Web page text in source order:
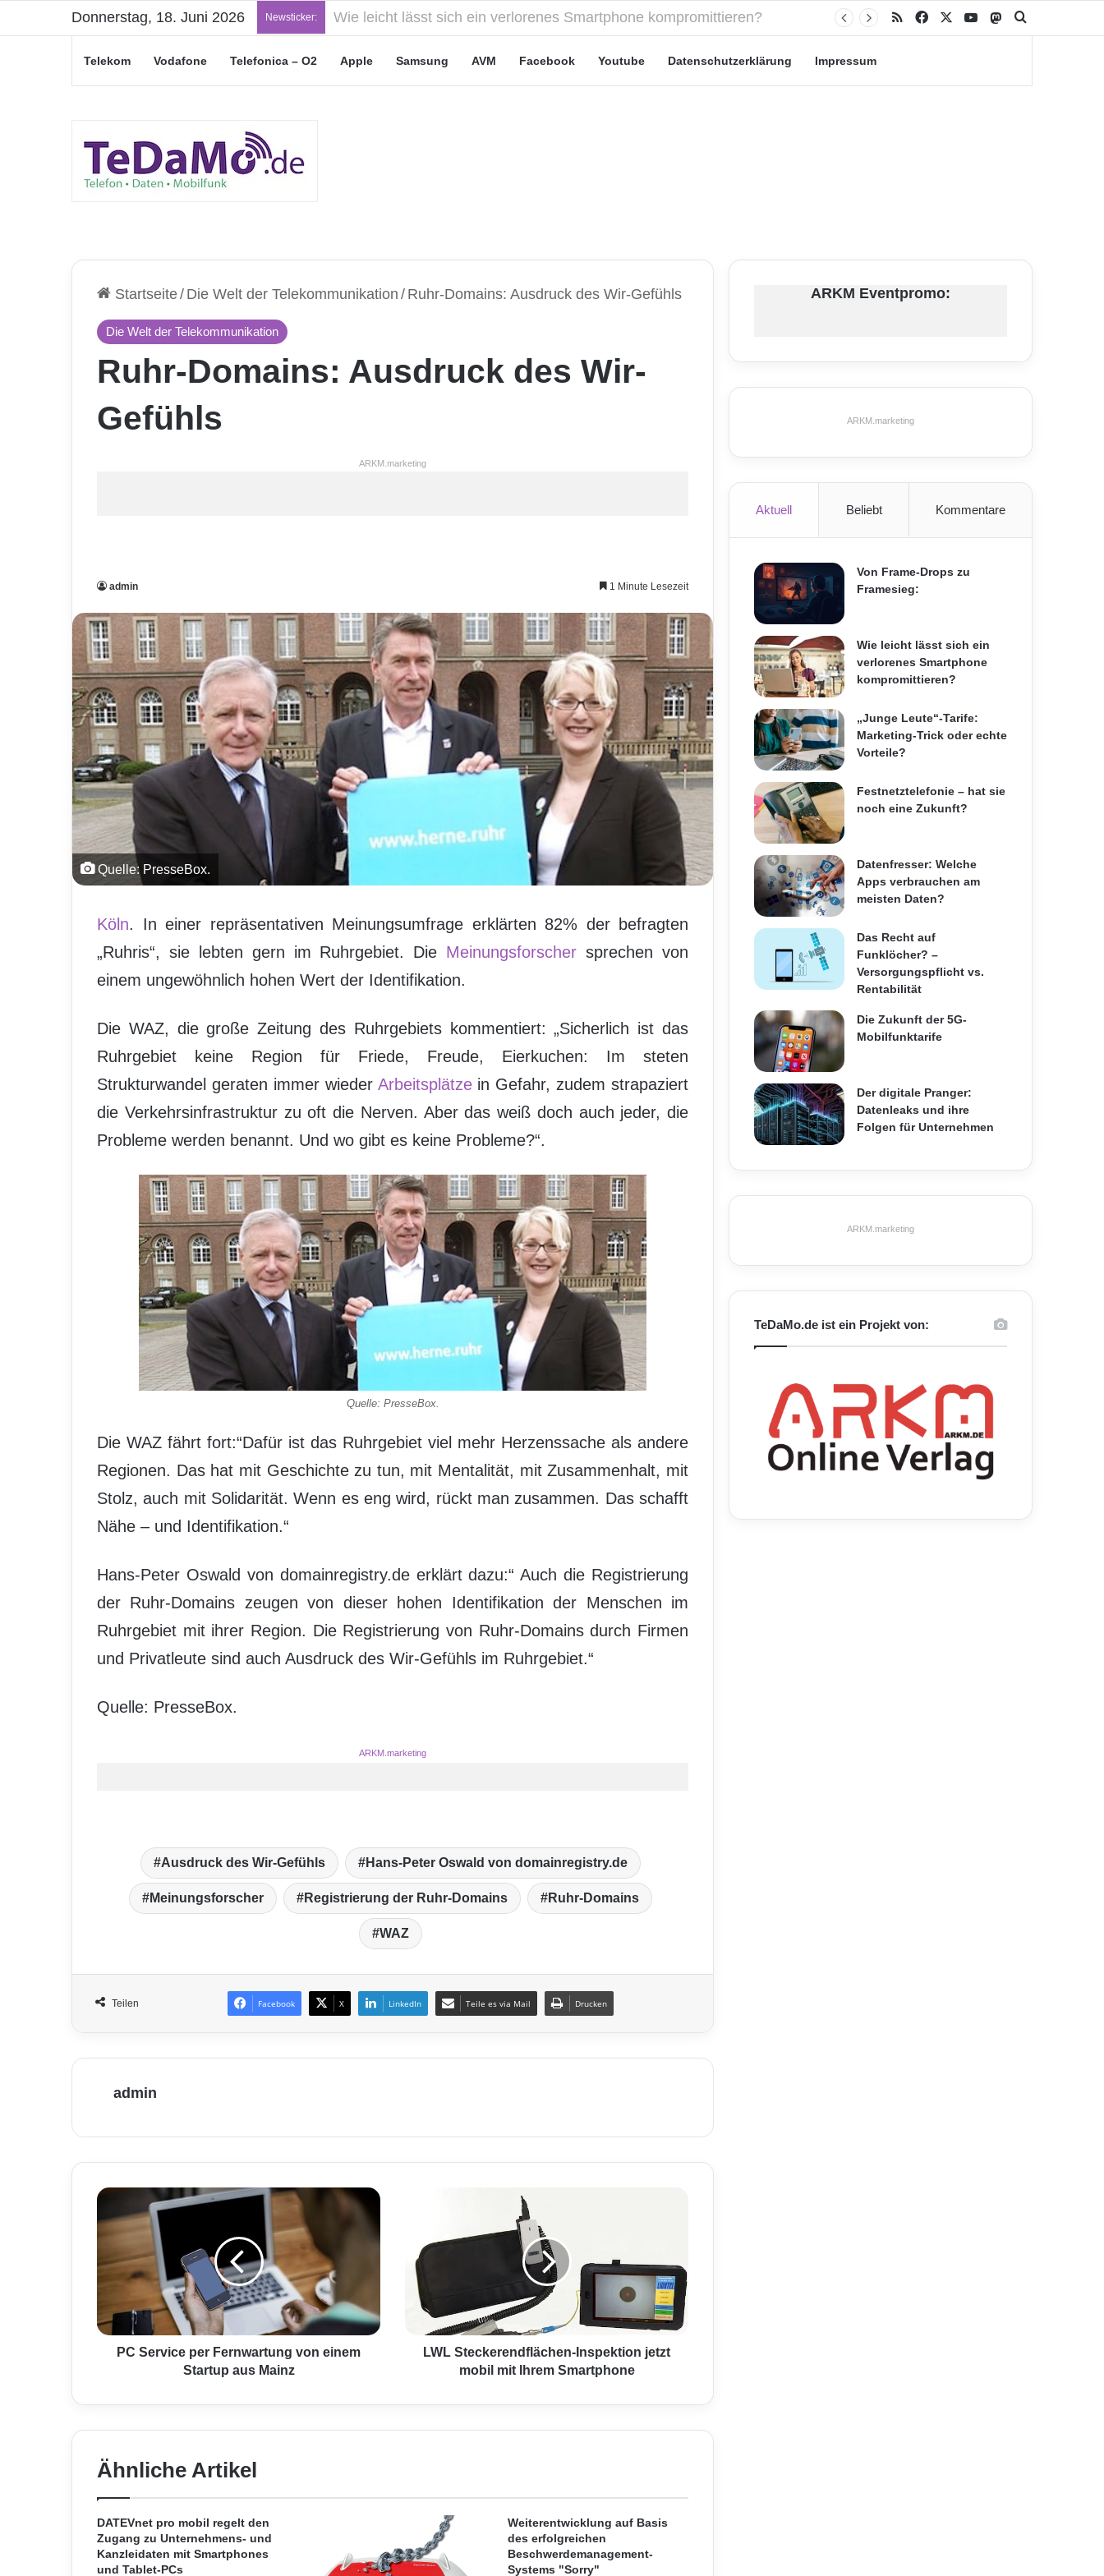
Donnerstag, 18. Juni 2026 Newsticker: „Junge Leute“-Tarife: Marketing-Trick oder echte Vorteile? RSS Facebook YouTubeMastodon
Telekom Vodafone Telefonica – O2 Apple Samsung AVM Facebook Youtube Datenschutzerklärung Impressum
Startseite/ Die Welt der Telekommunikation / Ruhr-Domains: Ausdruck des Wir-Gefühls
Die Welt der Telekommunikation
Ruhr-Domains: Ausdruck des Wir-
Gefühls
ARKM.marketing
admin 1 Minute Lesezeit
Quelle: PresseBox.
Köln. In einer repräsentativen Meinungsumfrage erklärten 82% der befragten
„Ruhris“, sie lebten gern im Ruhrgebiet. Die Meinungsforscher sprechen von
einem ungewöhnlich hohen Wert der Identifikation.
Die WAZ, die große Zeitung des Ruhrgebiets kommentiert: „Sicherlich ist das
Ruhrgebiet keine Region für Friede, Freude, Eierkuchen: Im steten
Strukturwandel geraten immer wieder Arbeitsplätzein Gefahr, zudem strapaziert
die Verkehrsinfrastruktur zu oft die Nerven. Aber das weiß doch auch jeder, die
Probleme werden benannt. Und wo gibt es keine Probleme?“.
Quelle: PresseBox.
Die WAZ fährt fort:“Dafür ist das Ruhrgebiet viel mehr Herzenssache als andere
Regionen. Das hat mit Geschichte zu tun, mit Mentalität, mit Zusammenhalt, mit
Stolz, auch mit Solidarität. Wenn es eng wird, rückt man zusammen. Das schafft
Nähe – und Identifikation.“
Hans-Peter Oswald von domainregistry.de erklärt dazu:“ Auch die Registrierung
der Ruhr-Domains zeugen von dieser hohen Identifikation der Menschen im
Ruhrgebiet mit ihrer Region. Die Registrierung von Ruhr-Domains durch Firmen
und Privatleute sind auch Ausdruck des Wir-Gefühls im Ruhrgebiet.“
Quelle: PresseBox.
ARKM.marketing
Ausdruck des Wir-Gefühls Hans-Peter Oswald von domainregistry.de
Meinungsforscher Registrierung der Ruhr-Domains Ruhr-Domains
WAZ
Teilen Facebook X LinkedIn Teile es via Mail Drucken
admin
P
r
v
c
e
F
n
w
r
t
u
n
PC Service per Fernwartung von einem
Startup aus Mainz
d
I
LWL Steckerendflächen-Inspektion jetzt
mobil mit Ihrem Smartphone
Ähnliche Artikel
DATEVnet pro mobil regelt den
Zugang zu Unternehmens- und
Kanzleidaten mit Smartphones
und Tablet-PCs
Weiterentwicklung auf Basis
des erfolgreichen
Beschwerdemanagement-
Systems "Sorry"
ARKM Eventpromo:
ARKM.marketing
Aktuell Beliebt Kommentare
Von Frame-Drops zu
Framesieg:
Wie leicht lässt sich ein
verlorenes Smartphone
kompromittieren?
„Junge Leute“-Tarife:
Marketing-Trick oder echte
Vorteile?
Festnetztelefonie – hat sie
noch eine Zukunft?
Datenfresser: Welche
Apps verbrauchen am
meisten Daten?
Das Recht auf
Funklöcher? –
Versorgungspflicht vs.
Rentabilität
Die Zukunft der 5G-
Mobilfunktarife
Der digitale Pranger:
Datenleaks und ihre
Folgen für Unternehmen
ARKM.marketing
TeDaMo.de ist ein Projekt von: